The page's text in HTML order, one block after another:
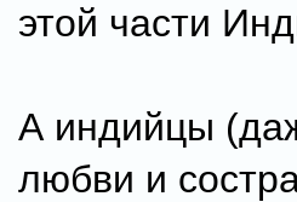
этой части
А индийцы
любви и